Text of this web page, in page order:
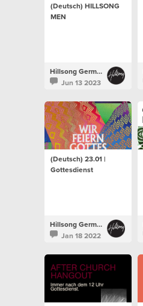
(Deutsch) HILLSONG
MEN
Hillsong Germany
Jun 13 2023
(Deutsch) 23.01 |
Gottesdienst
Hillsong Germany
Jan 18 2022